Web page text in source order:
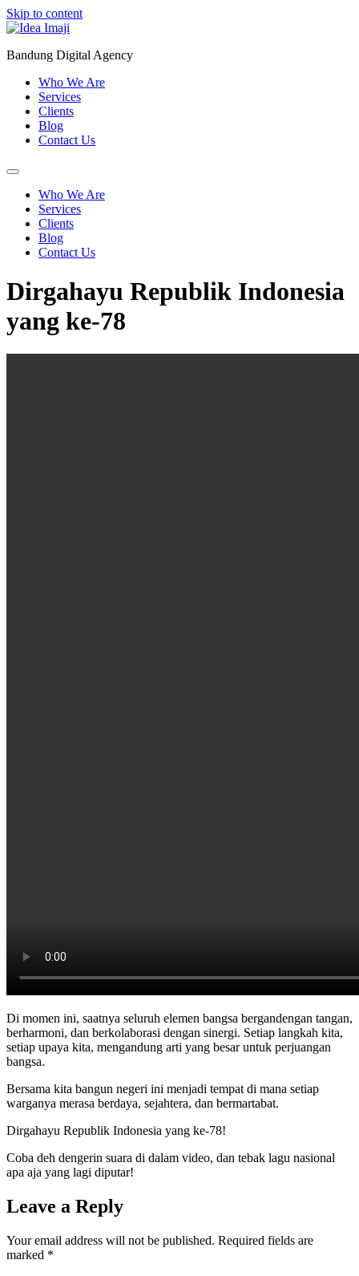
Skip to content
Bandung Digital Agency
Who We Are
Services
Clients
Blog
Contact Us
Who We Are
Services
Clients
Blog
Contact Us
Dirgahayu Republik Indonesia
yang ke-78
Di momen ini, saatnya seluruh elemen bangsa bergandengan tangan,
berharmoni, dan berkolaborasi dengan sinergi. Setiap langkah kita,
setiap upaya kita, mengandung arti yang besar untuk perjuangan
bangsa.
Bersama kita bangun negeri ini menjadi tempat di mana setiap
warganya merasa berdaya, sejahtera, dan bermartabat.
Dirgahayu Republik Indonesia yang ke-78!
Coba deh dengerin suara di dalam video, dan tebak lagu nasional
apa aja yang lagi diputar!
Leave a Reply
Your email address will not be published. Required fields are
marked *